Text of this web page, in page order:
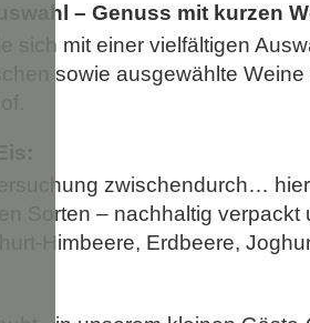
– Genuss mit kurzen
sich mit einer vielfältigen
sowie ausgewählte
zwischendurch…
Sorten – nachhaltig
Himbeere, Erdbeere,